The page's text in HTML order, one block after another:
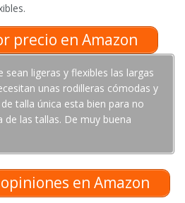
precio en Amazon
sean ligeras y flexibles las largas
unas rodilleras cómodas y
talla única esta bien para no
las tallas. De muy buena
en Amazon